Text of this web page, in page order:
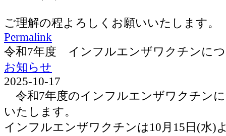
ご理解の程よろしくお願いいたします。
Permalink
令和7年度 インフルエンザワクチンに
お知らせ
2025-10-17
令和7年度のインフルエンザワクチン
いたします。
インフルエンザワクチンは10月15日(水)